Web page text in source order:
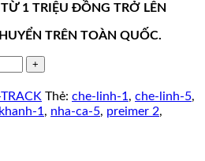
1 TRIỆU ĐỒNG TRỞ LÊN
TRÊN TOÀN QUỐC.
Thẻ: che-linh-1 , che-linh-5,
1 , nha-ca-5, preimer 2,